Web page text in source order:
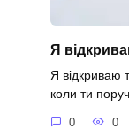
Я
Я відкриваю
коли ти
0 0